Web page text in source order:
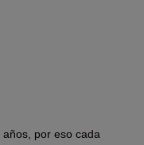
por eso cada